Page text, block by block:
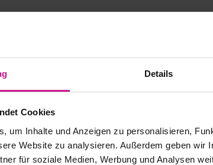
Details
Cookies
um Inhalte und Anzeigen zu personalisieren,
Website zu analysieren. Außerdem geben wir
für soziale Medien, Werbung und Analysen
&
|